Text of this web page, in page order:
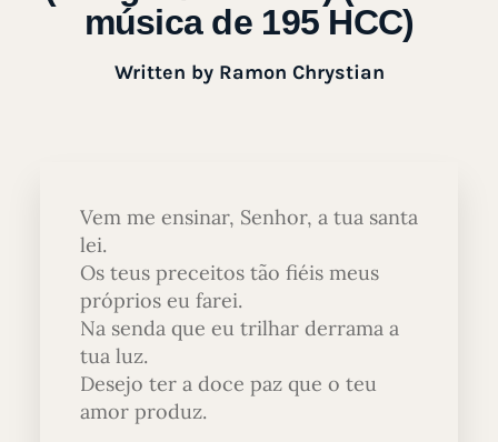
música de 195 HCC)
Written byRamon Chrystian
Vem me ensinar, Senhor, a tua santa
lei.
Os teus preceitos tão fiéis meus
próprios eu farei.
Na senda que eu trilhar derrama a
tua luz.
Desejo ter a doce paz que o teu
amor produz.